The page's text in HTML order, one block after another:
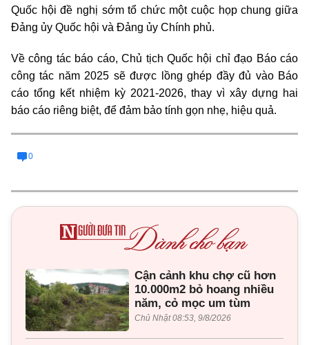
Quốc hội đề nghị sớm tổ chức một cuộc họp chung giữa
Đảng ủy Quốc hội và Đảng ủy Chính phủ.
Về công tác báo cáo, Chủ tịch Quốc hội chỉ đạo Báo cáo
công tác năm 2025 sẽ được lồng ghép đầy đủ vào Báo
cáo tổng kết nhiệm kỳ 2021-2026, thay vì xây dựng hai
báo cáo riêng biệt, để đảm bảo tính gọn nhẹ, hiệu quả.
0
Cận cảnh khu chợ cũ hơn
10.000m2 bỏ hoang nhiều
năm, cỏ mọc um tùm
Chủ Nhật 08:53, 9/8/2026